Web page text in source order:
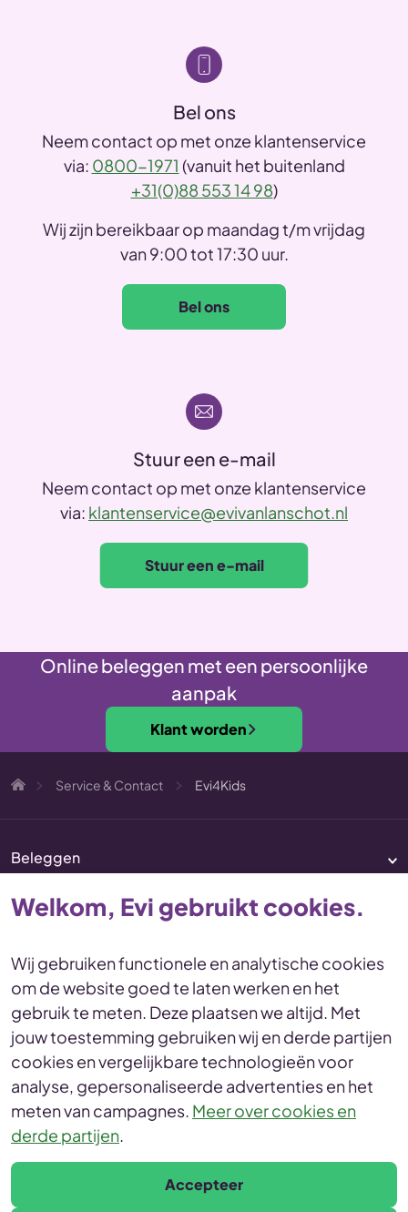
Bel ons
Neem contact op met onze klantenservice
via: 0800-1971 (vanuit het buitenland
+31(0)88 553 14 98)
Wij zijn bereikbaar op maandag t/m vrijdag
van 9:00 tot 17:30 uur.
Bel ons
Stuur een e-mail
Neem contact op met onze klantenservice
via: klantenservice@evivanlanschot.nl
Stuur een e-mail
Online beleggen met een persoonlijke
aanpak
Klant worden
Service & Contact Evi4Kids
Beleggen
Vermogenscoaching
DisclaimerVoorwaarden
Privacy en cookies Statement
Toegankelijkheid Duurzaamheid
Duurzaamheidsinformatie
Duurzaamheidsprofiel
© Evi van Lanschot
Welkom, Evi gebruikt cookies.
Wij gebruiken functionele en analytische cookies
om de website goed te laten werken en het
gebruik te meten. Deze plaatsen we altijd. Met
jouw toestemming gebruiken wij en derde partijen
cookies en vergelijkbare technologieën voor
analyse, gepersonaliseerde advertenties en het
meten van campagnes. Meer over cookies en
derde partijen.
Accepteer